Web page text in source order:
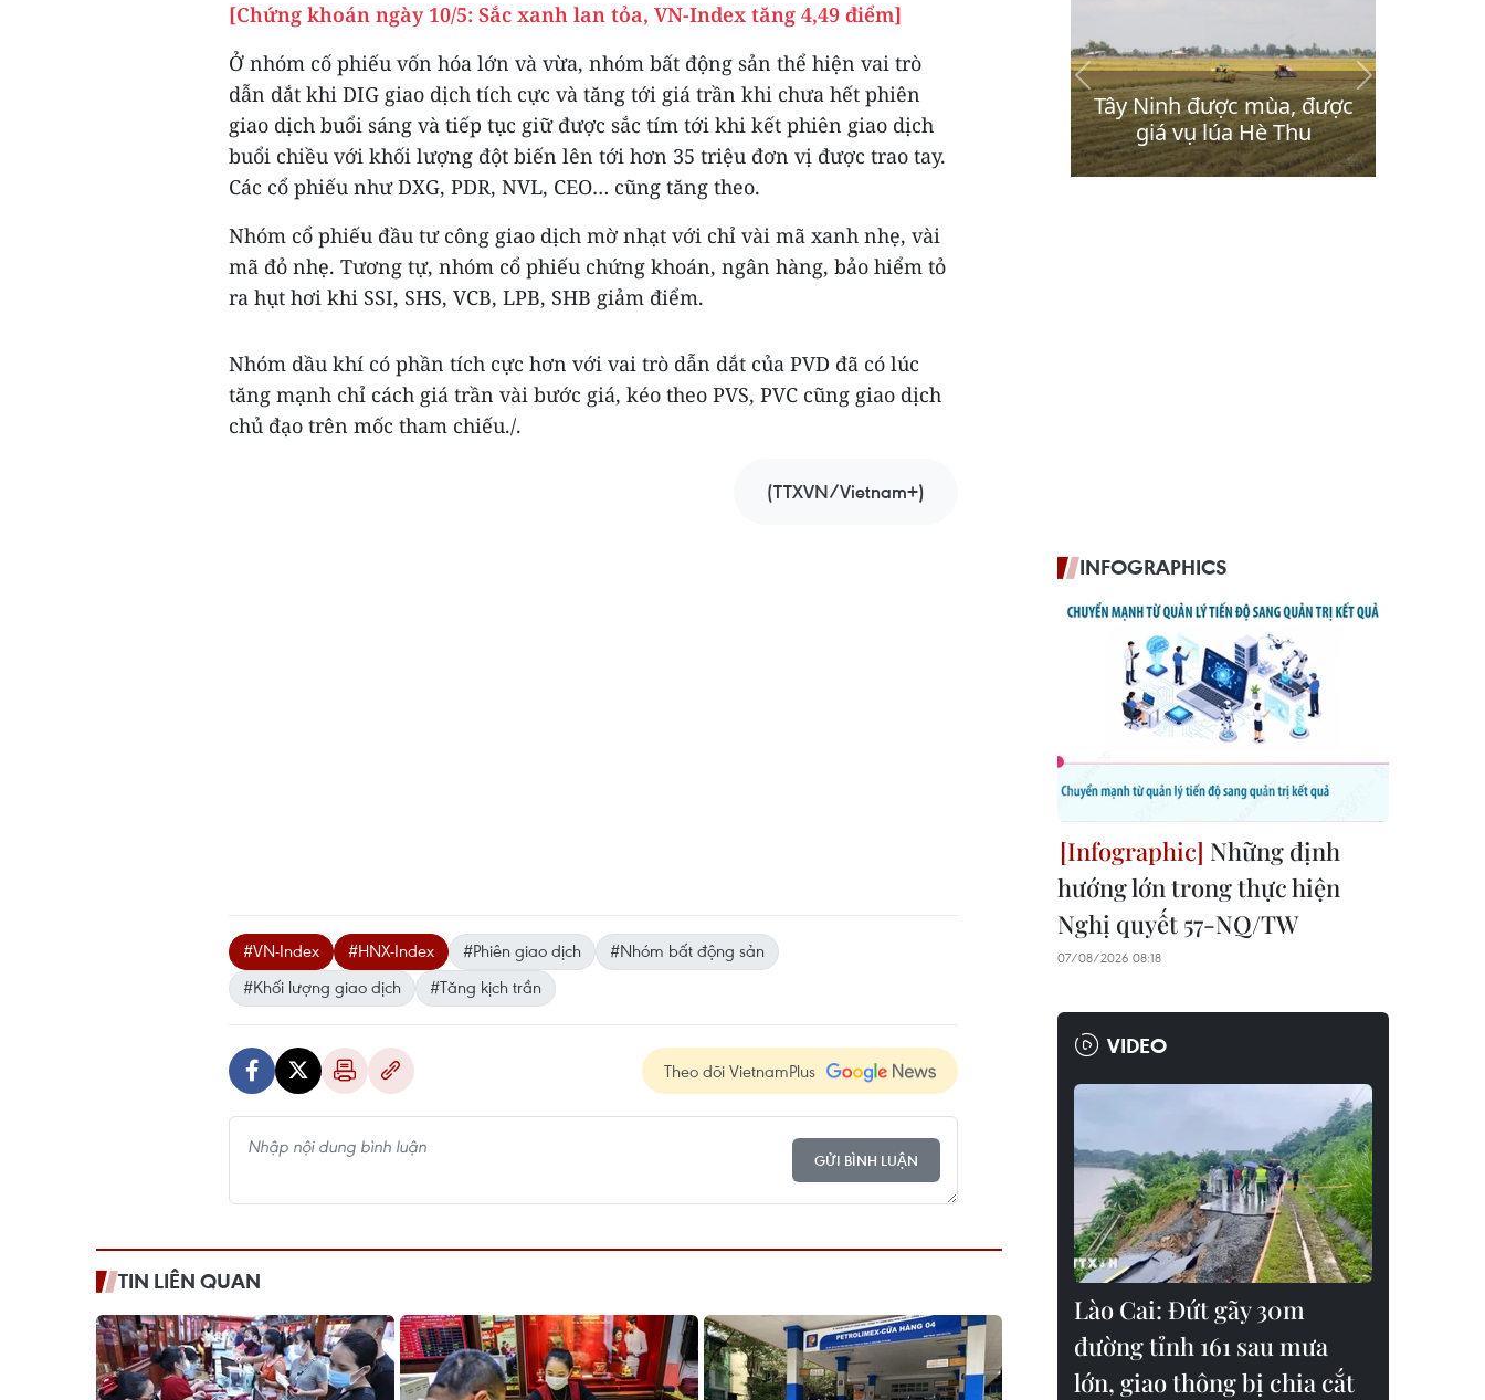
[Chứng khoán ngày 10/5: Sắc xanh lan tỏa, VN-Index tăng 4,49 điểm]
Ở nhóm cố phiếu vốn hóa lớn và vừa, nhóm bất động sản thể hiện vai trò
dẫn dắt khi DIG giao dịch tích cực và tăng tới giá trần khi chưa hết phiên
giao dịch buổi sáng và tiếp tục giữ được sắc tím tới khi kết phiên giao dịch
buổi chiều với khối lượng đột biến lên tới hơn 35 triệu đơn vị được trao tay.
Các cổ phiếu như DXG, PDR, NVL, CEO… cũng tăng theo.
Nhóm cổ phiếu đầu tư công giao dịch mờ nhạt với chỉ vài mã xanh nhẹ, vài
mã đỏ nhẹ. Tương tự, nhóm cổ phiếu chứng khoán, ngân hàng, bảo hiểm tỏ
ra hụt hơi khi SSI, SHS, VCB, LPB, SHB giảm điểm.
Nhóm dầu khí có phần tích cực hơn với vai trò dẫn dắt của PVD đã có lúc
tăng mạnh chỉ cách giá trần vài bước giá, kéo theo PVS, PVC cũng giao dịch
chủ đạo trên mốc tham chiếu./.
(TTXVN/Vietnam+)
#VN-Index #HNX-Index #Phiên giao dịch
#Nhóm bất động sản
#Khối lượng giao dịch
#Tăng kịch trần
Theo dõi VietnamPlus
GỬI BÌNH LUẬN
TIN LIÊN QUAN
INFOGRAPHICS
Những định
hướng lớn trong thực hiện
Nghị quyết 57-NQ/TW
07/08/2026 08:18
VIDEO
Lào Cai: Đứt gãy 30m
đường tỉnh 161 sau mưa
lớn, giao thông bị chia cắt